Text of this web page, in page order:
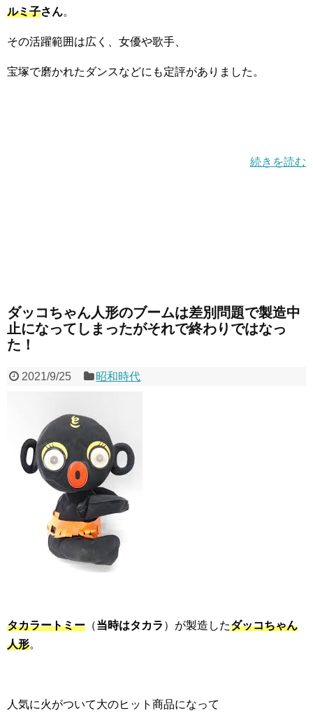
ルミ子さん。
その活躍範囲は広く、女優や歌手、
宝塚で磨かれたダンスなどにも定評がありました。
続きを読む
ダッコちゃん人形のブームは差別問題で製造中
止になってしまったがそれで終わりではなっ
た！
2021/9/25 昭和時代
タカラートミー （当時はタカラ ）が製造したダッコちゃん
人形。
人気に火がついて大のヒット商品になって